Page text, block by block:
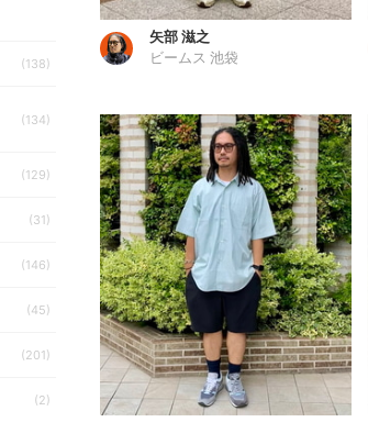
(138)
(134)
(129)
(31)
(146)
(45)
(201)
(2)
矢部 滋之
ビームス 池袋